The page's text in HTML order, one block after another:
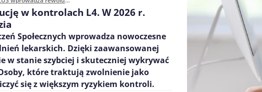
w kontrolach L4. W 2026 r.
Społecznych wprowadza nowoczesne
lekarskich. Dzięki zaawansowanej
w stanie szybciej i skuteczniej wykrywać
które traktują zwolnienie jako
się z większym ryzykiem kontroli.